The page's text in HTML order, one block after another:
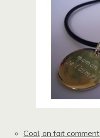
Cool, on fait comment